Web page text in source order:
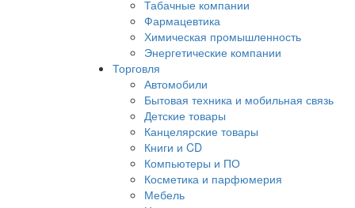
Табачные компании
Фармацевтика
Химическая промышленность
Энергетические компании
Торговля
Автомобили
Бытовая техника и мобильная связь
Детские товары
Канцелярские товары
Книги и CD
Компьютеры и ПО
Косметика и парфюмерия
Мебель